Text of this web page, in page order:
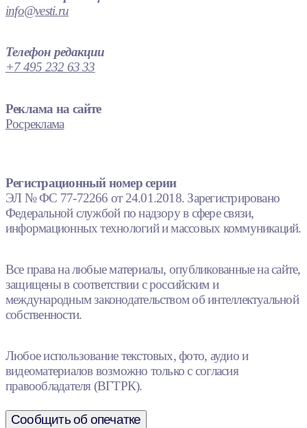
info@vesti.ru
Телефон редакции
+7 495 232 63 33
Реклама на сайте
Росреклама
Регистрационный номер серии
ЭЛ № ФС 77-72266 от 24.01.2018. Зарегистрировано
Федеральной службой по надзору в сфере связи,
информационных технологий и массовых коммуникаций.
Все права на любые материалы, опубликованные на сайте,
защищены в соответствии с российским и
международным законодательством об интеллектуальной
собственности.
Любое использование текстовых, фото, аудио и
видеоматериалов возможно только с согласия
правообладателя (ВГТРК).
Сообщить об опечатке